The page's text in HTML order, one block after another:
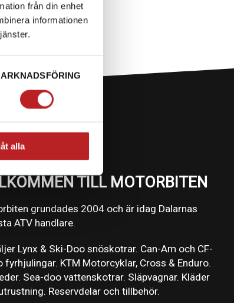
från din enhet
informationen
alla
TILL MOTORBITEN
grundades 2004 och är idag Dalarnas
ATV handlare.
Lynx & Ski-Doo snöskotrar. Can-Am och CF-
fyrhjulingar. KTM Motorcyklar, Cross & Enduro.
Sea-doo vattenskotrar. Släpvagnar. Kläder
Reservdelar och tillbehör.